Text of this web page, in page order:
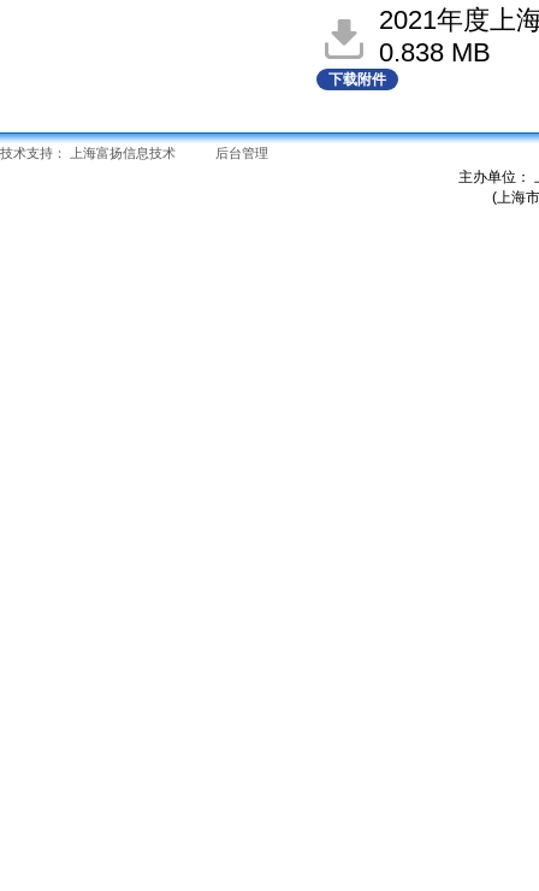
2021年度上
0.838 MB
下载附件
主办单位：
(上海
技术支持： 上海富扬信息技术 后台管理